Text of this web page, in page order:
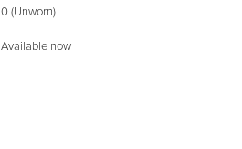
0 (Unworn)
Available now